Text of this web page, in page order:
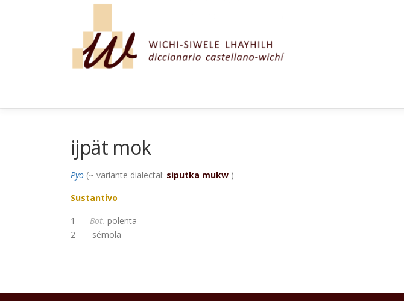
ijpät mok
Pyo (~ variante dialectal: siputka mukw )
Sustantivo
1 Bot. polenta
2
sémola